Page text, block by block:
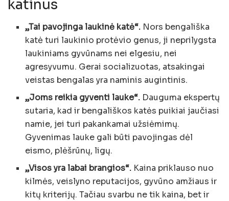
katinus
„Tai pavojinga laukinė katė“. Nors bengališka
katė turi laukinio protėvio genus, ji neprilygsta
laukiniams gyvūnams nei elgesiu, nei
agresyvumu. Gerai socializuotas, atsakingai
veistas bengalas yra naminis augintinis.
„Joms reikia gyventi lauke“. Dauguma ekspertų
sutaria, kad ir bengališkos katės puikiai jaučiasi
namie, jei turi pakankamai užsiėmimų.
Gyvenimas lauke gali būti pavojingas dėl
eismo, plėšrūnų, ligų.
„Visos yra labai brangios“. Kaina priklauso nuo
kilmės, veislyno reputacijos, gyvūno amžiaus ir
kitų kriterijų. Tačiau svarbu ne tik kaina, bet ir